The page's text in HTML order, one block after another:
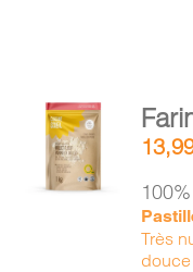
AJOUTER
AU
PANIER
Très